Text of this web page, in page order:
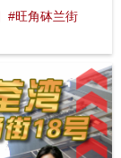
#旺角砵兰街